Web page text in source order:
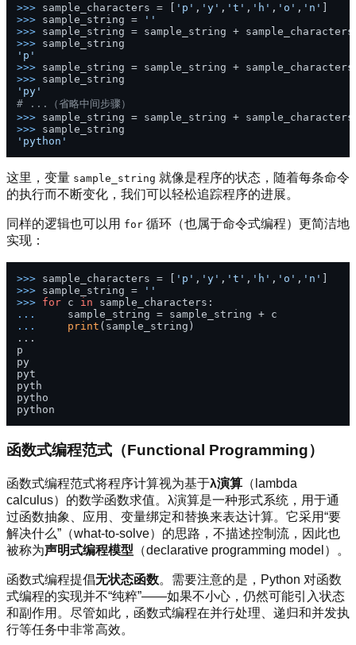
>>> sample_characters = [ 'p' , 'y' , 't' , 'h' , 'o' , 'n'
>>> sample_string =
''
>>> sample_string = sample_string +
>>>
'p'
>>> sample_string = sample_string +
>>>
'py'
# ...（省略中间步骤）
>>> sample_string = sample_string +
>>>
'python'
这里，变量 sample_string 就像是程序的状态，随着每条命令
的执行而不断变化，我们可以轻松追踪程序的进展。
同样的逻辑也可以用 for 循环（也属于命令式编程）更简洁地
实现：
>>> sample_characters = [ 'p' , 'y' , 't' , 'h' , 'o' , 'n'
>>> sample_string =
''
>>> for c in
...
...
print (sample_string)
...
p
py
pyt
pyth
pytho
函数式编程范式（Functional Programming）
函数式编程范式将程序计算视为基于λ演算 （lambda
calculus）的数学函数求值。λ演算是一种形式系统，用于通
过函数抽象、应用、变量绑定和替换来表达计算。它采用“要
解决什么”（what-to-solve）的思路，不描述控制流，因此也
被称为声明式编程模型 （declarative programming model）。
函数式编程提倡无状态函数。需要注意的是，Python 对函数
式编程的实现并不“纯粹”——如果不小心，仍然可能引入状态
和副作用。尽管如此，函数式编程在并行处理、递归和并发执
行等任务中非常高效。